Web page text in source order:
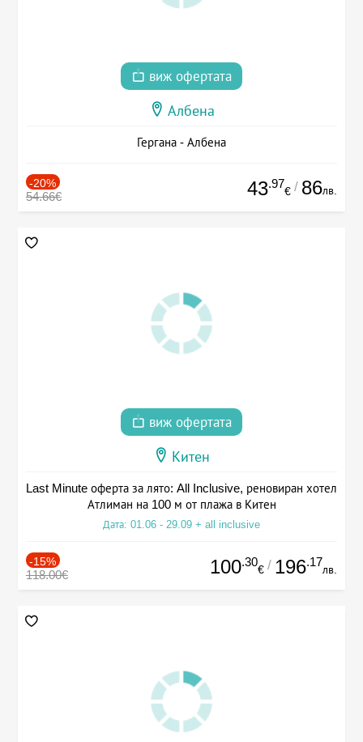
виж офертата
Албена
Гергана - Албена
-20%
54.66€ 43.97
€ / 86лв.
виж офертата
Китен
Last Minute оферта за лято: All Inclusive, реновиран хотел
Атлиман на 100 м от плажа в Китен
Дата: 01.06 - 29.09 + all inclusive
-15%
118.00€ 100.30
€ / 196.17
лв.